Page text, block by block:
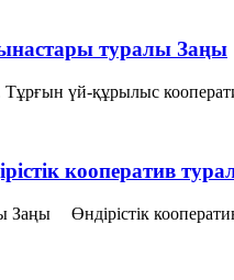
туралы Заңы
үй-құрылыс
кооператив
Заңы Өндiрiстiк